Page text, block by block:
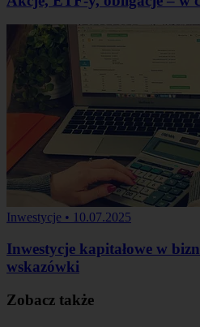
Inwestycje • 10.07.2025
Inwestycje kapitałowe w
wskazówki
Zobacz także